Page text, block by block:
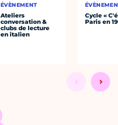
ÉVÈNEMENT
Ateliers
conversation &
clubs de lecture
en italien
Cycle «
Paris en